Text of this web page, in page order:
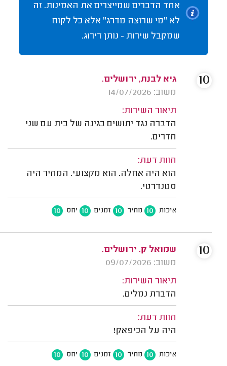
אחד הדברים שמייצרים את האמינות. זה
לא "מי שרוצה מדרג" אלא כל לקוח
שמקבל שירות - נותן דירוג.
גיא לבנת, ירושלים.
משוב: 14/07/2026
תיאור השירות:
הדברה נגד יתושים בגינה של בית עם שני
חדרים.
חוות דעת:
הוא היה אחלה. הוא מקצועי. המחיר היה
סטנדרטי.
איכות 10 מחיר 10 זמנים 10 יחס 10
10
שמואל ק. ירושלים.
משוב: 09/07/2026
תיאור השירות:
הדברת נמלים.
חוות דעת:
היה על הכיפאק!
איכות 10 מחיר 10 זמנים 10 יחס 10
10